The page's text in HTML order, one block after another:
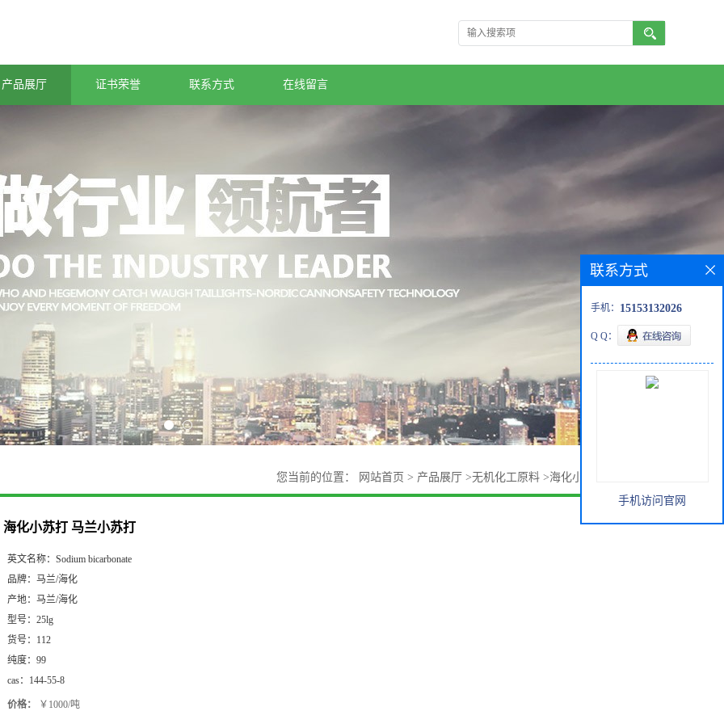
产品展厅 证书荣誉 联系方式 在线留言
您当前的位置： 网站首页 > 产品展厅 >无机化工原料 >海化小苏打 马兰小苏打
海化小苏打 马兰小苏打
英文名称： Sodium bicarbonate
品牌： 马兰/海化
产地： 马兰/海化
型号： 25lg
货号： 112
纯度： 99
cas： 144-55-8
价格： ￥1000/吨
联系方式
手机： 15153132026
Q Q：
手机访问官网